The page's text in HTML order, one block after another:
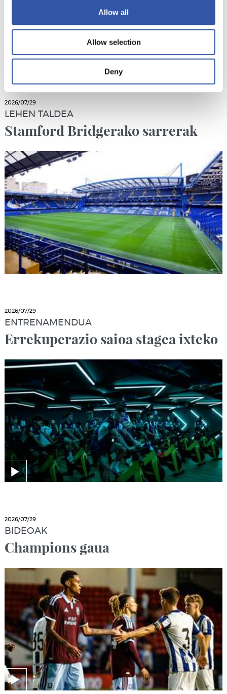
Allow all
Allow selection
Deny
2026/07/29
LEHEN TALDEA
Stamford Bridgerako sarrerak
2026/07/29
ENTRENAMENDUA
Errekuperazio saioa stagea ixteko
2026/07/29
BIDEOAK
Champions gaua